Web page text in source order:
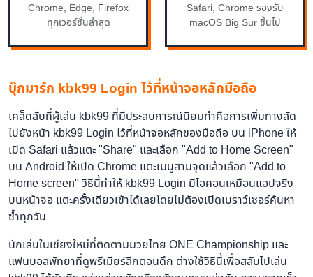
Chrome, Edge, Firefox
ทุกเวอร์ชั่นล่าสุด
Safari, Chrome รองรับ
macOS Big Sur ขึ้นไป
บุ๊กมาร์ก kbk99 Login ไว้ที่หน้าจอหลักมือถือ
เคล็ดลับที่ผู้เล่น kbk99 ที่มีประสบการณ์นิยมทำคือการเพิ่มทางลัด
ไปยังหน้า kbk99 Login ไว้ที่หน้าจอหลักของมือถือ บน iPhone ให้
เปิด Safari แล้วแตะ "Share" และเลือก "Add to Home Screen"
บน Android ให้เปิด Chrome แตะเมนูสามจุดแล้วเลือก "Add to
Home screen" วิธีนี้ทำให้ kbk99 Login มีไอคอนเหมือนแอปจริง
บนหน้าจอ แตะครั้งเดียวเข้าได้เลยโดยไม่ต้องเปิดเบราว์เซอร์ค้นหา
ซ้ำทุกวัน
นักเล่นในเชียงใหม่ที่ติดตามมวยไทย ONE Championship และ
แฟนบอลพัทยาที่ดูพรีเมียร์ลีกตอนดึก ต่างใช้วิธีนี้เพื่อสลับไปเล่น